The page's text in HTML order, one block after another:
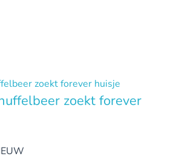
zoekt forever